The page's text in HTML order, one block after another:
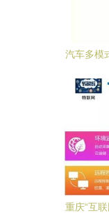
汽车多模
重庆“互